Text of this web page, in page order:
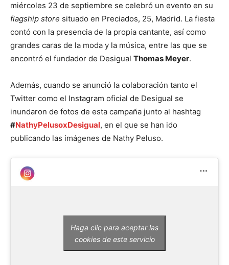
miércoles 23 de septiembre se celebró un evento en su
flagship store situado en Preciados, 25, Madrid. La fiesta
contó con la presencia de la propia cantante, así como
grandes caras de la moda y la música, entre las que se
encontró el fundador de Desigual Thomas Meyer.
Además, cuando se anunció la colaboración tanto el
Twitter como el Instagram oficial de Desigual se
inundaron de fotos de esta campaña junto al hashtag
#NathyPelusoxDesigual, en el que se han ido
publicando las imágenes de Nathy Peluso.
Haga clic para aceptar las
cookies de este servicio